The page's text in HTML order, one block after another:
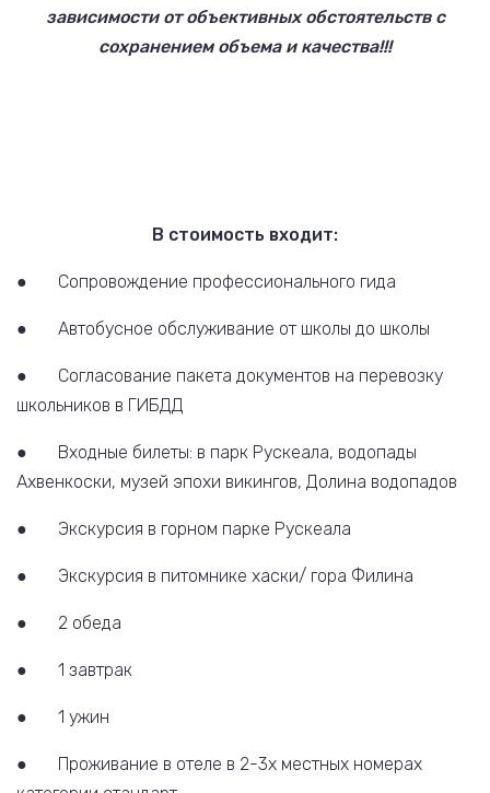
зависимости от объективных обстоятельств с
сохранением объема и качества!!!
В стоимость входит:
● Сопровождение профессионального гида
● Автобусное обслуживание от школы до школы
● Согласование пакета документов на перевозку
школьников в ГИБДД
● Входные билеты: в парк Рускеала, водопады
Ахвенкоски, музей эпохи викингов, Долина водопадов
● Экскурсия в горном парке Рускеала
● Экскурсия в питомнике хаски/ гора Филина
● 2 обеда
● 1 завтрак
● 1 ужин
● Проживание в отеле в 2-3х местных номерах